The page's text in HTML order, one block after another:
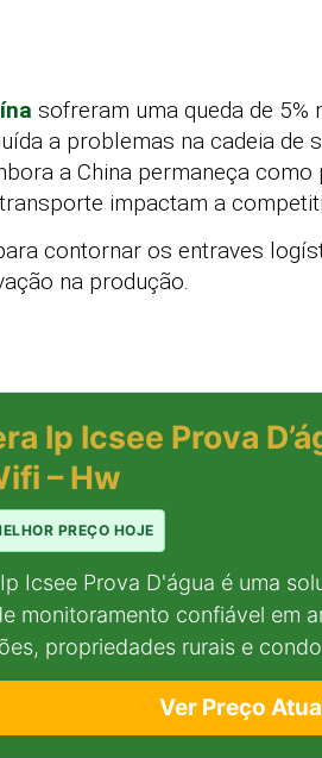
sofreram uma queda de
a problemas na cadeia de
a China permaneça
impactam a
contornar os entraves
na produção.
Ip Icsee Prova
– Hw
PREÇO HOJE
Icsee Prova D'água é uma
monitoramento confiável em
propriedades rurais e
Ver Preço